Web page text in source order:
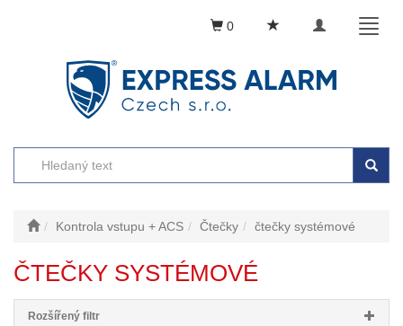
Toggle
0
Kontrola vstupu + ACS Čtečky čtečky systémové
ČTEČKY SYSTÉMOVÉ
Rozšířený filtr